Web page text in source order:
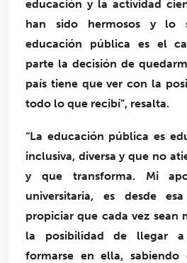
educación y la actividad
han sido hermosos y lo
educación pública es el
parte la decisión de
país tiene que ver con la
todo lo que recibí”, resalta.
“La educación pública es
inclusiva, diversa y que no
y que transforma. Mi
universitaria, es desde
propiciar que cada vez sean
la posibilidad de llegar
formarse en ella, sabiendo